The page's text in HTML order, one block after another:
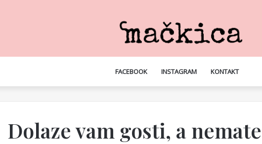
FACEBOOK INSTAGRAM KONTAKT
Dolaze vam gosti, a